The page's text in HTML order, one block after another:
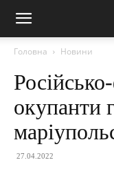
Головна Новини
окупанти
27.04.2022